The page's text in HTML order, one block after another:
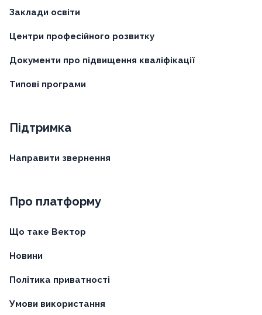
Заклади освіти
Центри професійного розвитку
Документи про підвищення кваліфікації
Типові програми
Підтримка
Направити звернення
Про платформу
Що таке Вектор
Новини
Політика приватності
Умови використання